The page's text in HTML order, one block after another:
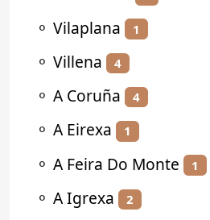
⚬ Vilaplana 1
⚬ Villena 4
⚬ A Coruña 4
⚬ A Eirexa 1
⚬ A Feira Do Monte 1
⚬ A Igrexa 2